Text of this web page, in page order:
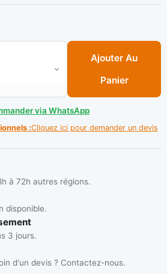
/ 320° ** VICTOR REINZ
Ajouter Au
Panier
via WhatsApp
:Cliquez ici pour demander un devis
à 72h autres régions.
disponible.
3 jours.
d'un devis ? Contactez-nous.